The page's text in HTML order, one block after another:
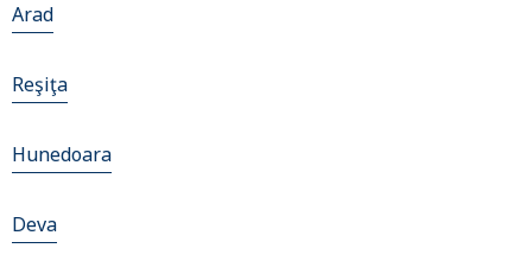
Arad
Reşiţa
Hunedoara
Deva